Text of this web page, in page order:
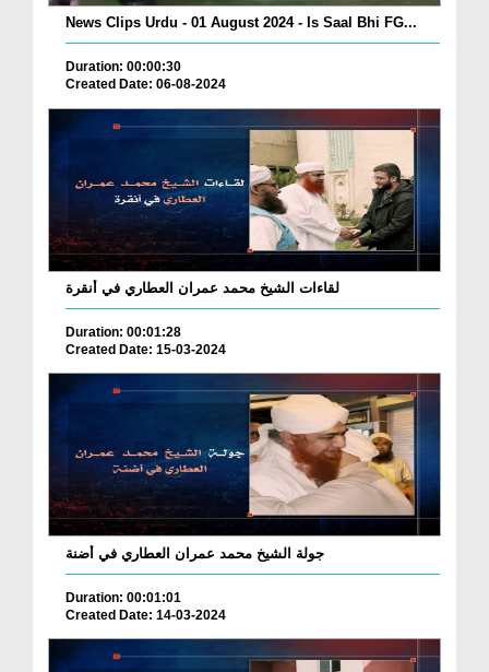
News Clips Urdu - 01 August 2024 - Is Saal Bhi FG...
Duration: 00:00:30
Created Date: 06-08-2024
لقاءات الشيخ محمد عمران العطاري في أنقرة
Duration: 00:01:28
Created Date: 15-03-2024
جولة الشيخ محمد عمران العطاري في أضنة
Duration: 00:01:01
Created Date: 14-03-2024